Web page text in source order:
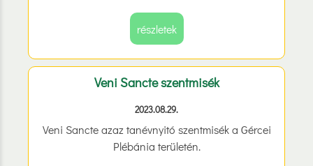
részletek
Veni Sancte szentmisék
2023.08.29.
Veni Sancte azaz tanévnyitó szentmisék a Gércei
Plébánia területén.